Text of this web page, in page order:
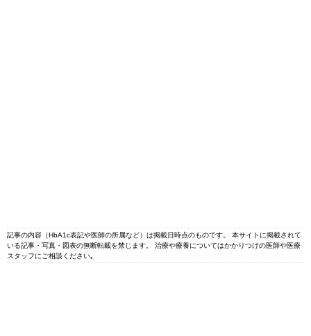
記事の内容（HbA1c表記や医師の所属など）は掲載日時点のものです。 本サイトに掲載されて
いる記事・写真・図表の無断転載を禁じます。 治療や療養についてはかかりつけの医師や医療
スタッフにご相談ください｡